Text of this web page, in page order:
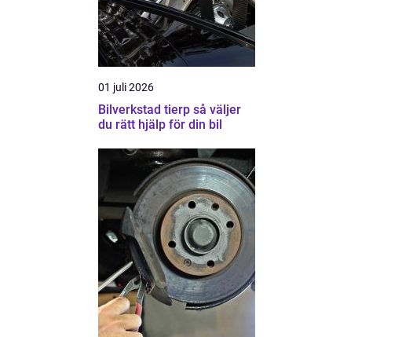
01 juli 2026
Bilverkstad tierp så väljer
du rätt hjälp för din bil